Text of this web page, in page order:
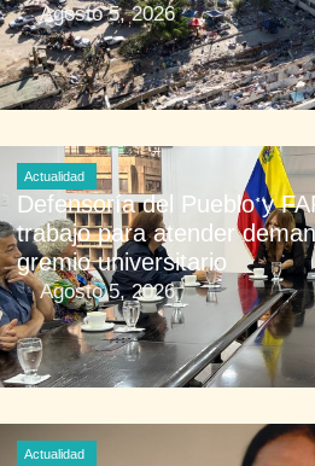
Agosto 5, 2026
Actualidad
Defensoría del Pueblo y
trabajo para atender
gremio universitario
Agosto 5, 2026
Actualidad